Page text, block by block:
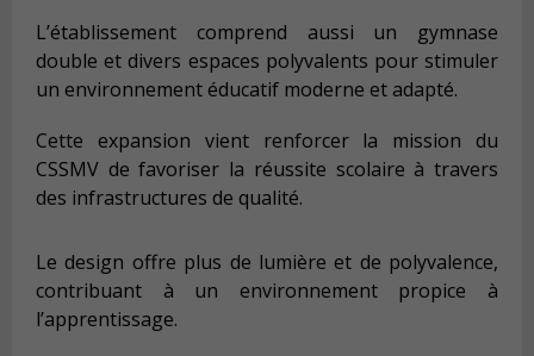
L’établissement comprend aussi un gymnase
double et divers espaces polyvalents pour stimuler
un environnement éducatif moderne et adapté.
Cette expansion vient renforcer la mission du
CSSMV de favoriser la réussite scolaire à travers
des infrastructures de qualité.
Le design offre plus de lumière et de polyvalence,
contribuant à un environnement propice à
l’apprentissage.